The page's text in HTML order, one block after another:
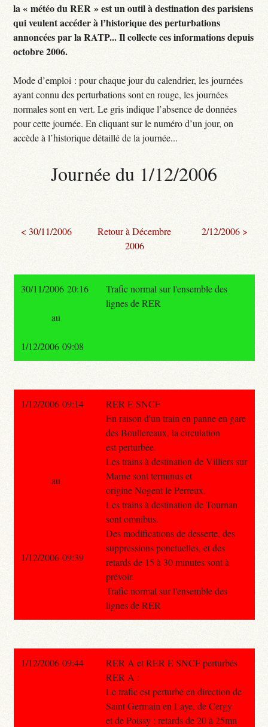
la « météo du RER » est un outil à destination des parisiens
qui veulent accéder à l’historique des perturbations
annoncées par la RATP... Il collecte ces informations depuis
octobre 2006.
Mode d’emploi : pour chaque jour du calendrier, les journées
ayant connu des perturbations sont en rouge, les journées
normales sont en vert. Le gris indique l’absence de données
pour cette journée. En cliquant sur le numéro d’un jour, on
accède à l’historique détaillé de la journée...
Journée du 1/12/2006
< 30/11/2006
Retour à Décembre
2006
2/12/2006 >
30/11/2006 20:16
Trafic normal sur l'ensemble des
lignes de RER
au
1/12/2006 09:08
1/12/2006 09:14
RER E SNCF
En raison d'un train en panne en gare
des Boullereaux, la circulation
est perturbée.
Les trains à destination de Villiers sur
Marne sont terminus et
origine Nogent le Perreux.
Les trains à destination de Tournan
sont omnibus.
Des modifications de desserte, des
suppressions ponctuelles, et des
retards de 15 à 30 minutes sont à
prévoir.
Trafic normal sur l'ensemble des
lignes de RER
au
1/12/2006 09:39
1/12/2006 09:44
RER A et RER E SNCF perturbés
RER A :
Le trafic est perturbé en direction de
Saint Germain en Laye, de Cergy
et de Poissy : retards de 20 à 25mn